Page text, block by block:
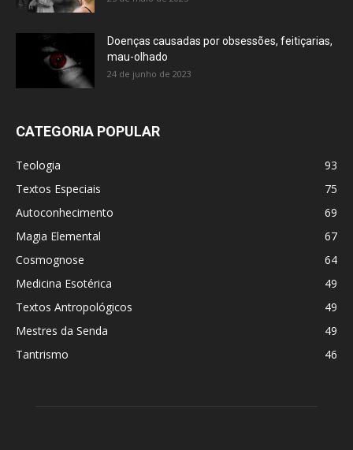
Doenças causadas por obsessões, feitiçarias,
mau-olhado
24 de junho de 2023
CATEGORIA POPULAR
Teologia
93
Textos Especiais
75
Autoconhecimento
69
Magia Elemental
67
Cosmognose
64
Medicina Esotérica
49
Textos Antropológicos
49
Mestres da Senda
49
Tantrismo
46